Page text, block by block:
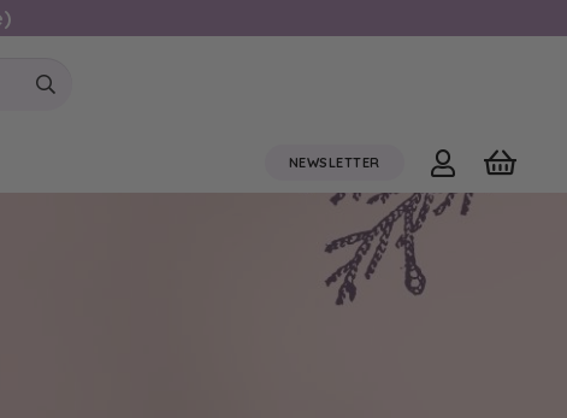
NEWSLETTER